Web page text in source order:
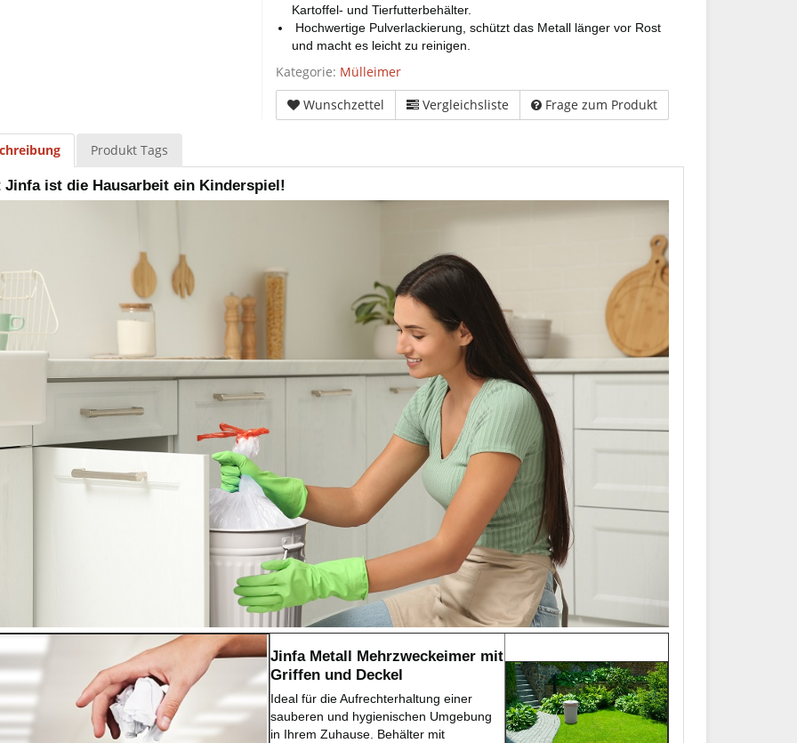
Kartoffel- und Tierfutterbehälter.
Hochwertige Pulverlackierung, schützt das Metall länger vor Rost
und macht es leicht zu reinigen.
Kategorie: Mülleimer
Wunschzettel
Vergleichsliste Frage zum Produkt
Produkt Tags
Jinfa ist die Hausarbeit ein Kinderspiel!
Jinfa Metall Mehrzweckeimer mit
Griffen und Deckel
Ideal für die Aufrechterhaltung einer
sauberen und hygienischen Umgebung
in Ihrem Zuhause. Behälter mit